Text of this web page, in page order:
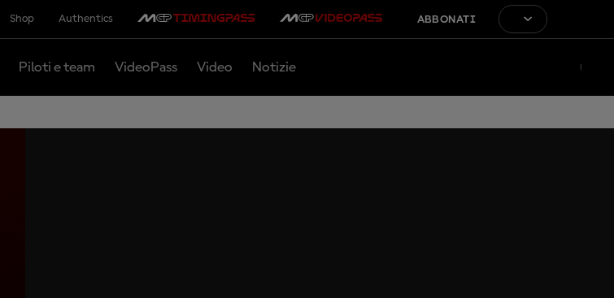
Shop Authentics ABBONATI
Piloti e team VideoPass Video Notizie